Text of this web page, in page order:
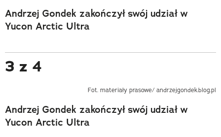
Andrzej Gondek zakończył swój udział w
Yucon Arctic Ultra
3 z 4
Fot. materiały prasowe/ andrzejgondek.blog.pl
Andrzej Gondek zakończył swój udział w
Yucon Arctic Ultra